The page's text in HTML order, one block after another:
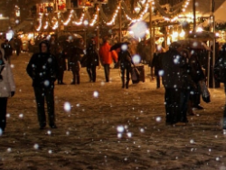
Luxembourg Allemagne